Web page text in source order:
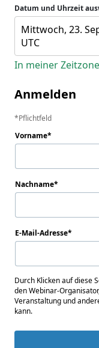
Datum und Uhrzeit
Mittwoch, 23.
UTC
In meiner
Anmelden
Pflichtfeld
Vorname
Nachname
E-Mail-Adresse
Durch Klicken auf diese
den Webinar-
Veranstaltung und
kann.